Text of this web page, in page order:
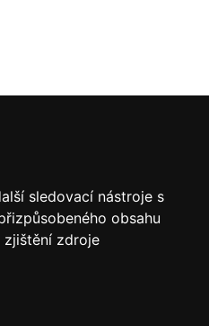
sledovací nástroje s
obsahu
zjištění zdroje